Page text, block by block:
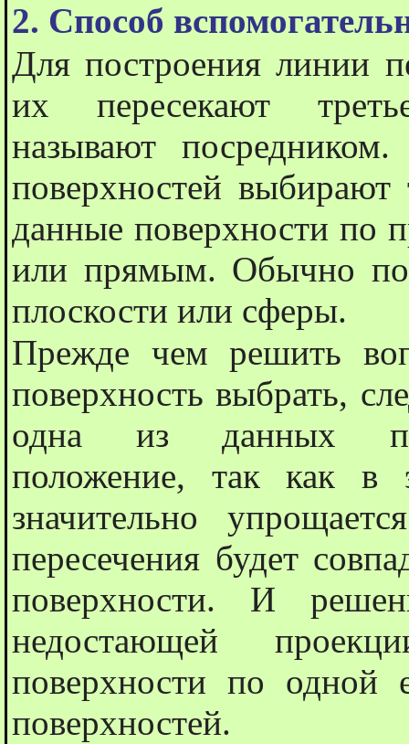
2. Способ
Для построения линии
их пересекают
называют
поверхностей выбирают
данные поверхности по
или прямым. Обычно
плоскости или сферы.
Прежде чем решить
поверхность выбрать,
одна из данных
положение, так как в
значительно
пересечения будет
поверхности. И
недостающей
поверхности по одной
поверхностей.